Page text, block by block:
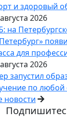
и здоровый
2026
на
для
2026
запустил
по любой
новости